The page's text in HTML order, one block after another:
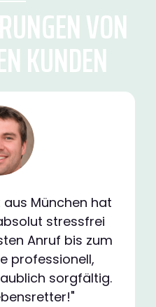
VON
KUNDEN
aus München hat
stressfrei
Anruf bis zum
professionell,
sorgfältig.